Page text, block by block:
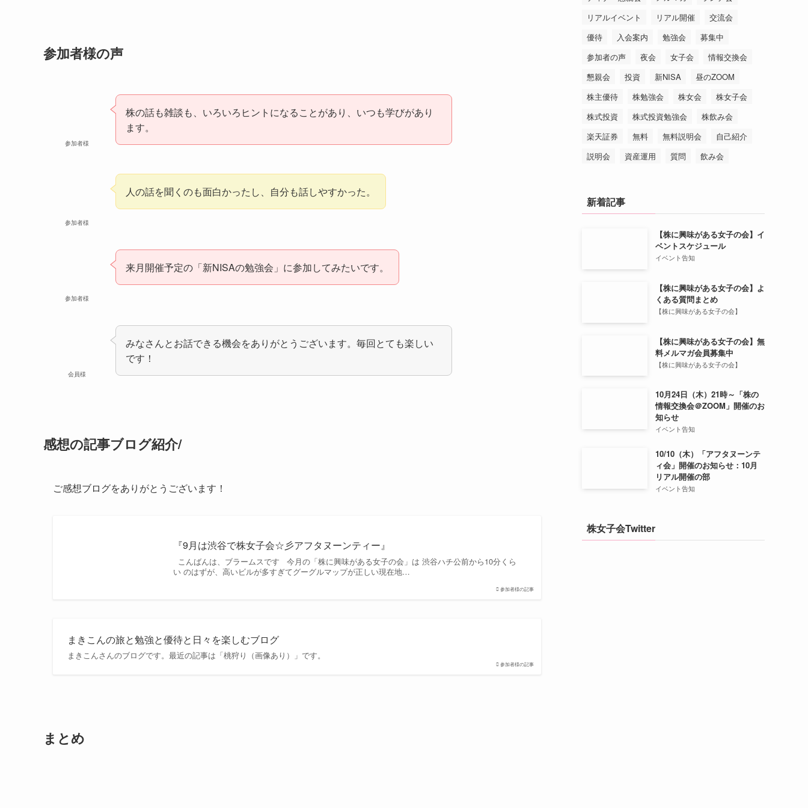
参加者様の声
参加者様
株の話も雑談も、いろいろヒントになることがあり、いつも学びがあり
ます。
参加者様
人の話を聞くのも面白かったし、自分も話しやすかった。
参加者様
来月開催予定の「新NISAの勉強会」に参加してみたいです。
会員様
みなさんとお話できる機会をありがとうございます。毎回とても楽しい
です！
感想の記事ブログ紹介/
ご感想ブログをありがとうございます！
参加者様の記事
『9月は渋谷で株女子会☆彡アフタヌーンティー』
こんばんは、ブラームスです 今月の「株に興味がある女子の会」は 渋谷ハチ公前から10分くら
い のはずが、高いビルが多すぎてグーグルマップが正しい現在地…
参加者様の記事
まきこんの旅と勉強と優待と日々を楽しむブログ
まきこんさんのブログです。最近の記事は「桃狩り（画像あり）」です。
まとめ
リアルイベント
リアル開催
交流会
優待
入会案内 勉強会
募集中
参加者の声
夜会 女子会
情報交換会
懇親会
投資 新NISA
昼のZOOM
株主優待
株勉強会 株女会
株女子会
株式投資
株式投資勉強会
株飲み会
楽天証券
無料 無料説明会
自己紹介
説明会
資産運用 質問 飲み会
新着記事
【株に興味がある女子の会】イ
ベントスケジュール
イベント告知
【株に興味がある女子の会】よ
くある質問まとめ
【株に興味がある女子の会】
【株に興味がある女子の会】無
料メルマガ会員募集中
【株に興味がある女子の会】
10月24日（木）21時～「株の
情報交換会＠ZOOM」開催のお
知らせ
イベント告知
10/10（木）「アフタヌーンテ
ィ会」開催のお知らせ：10月
リアル開催の部
イベント告知
株女子会Twitter